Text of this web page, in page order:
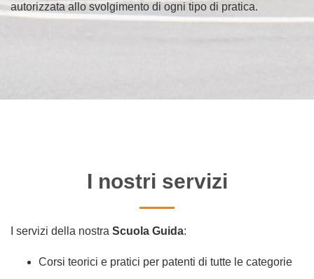
autorizzata allo svolgimento di ogni tipo di pratica.
I nostri servizi
I servizi della nostra Scuola Guida:
Corsi teorici e pratici per patenti di tutte le categorie